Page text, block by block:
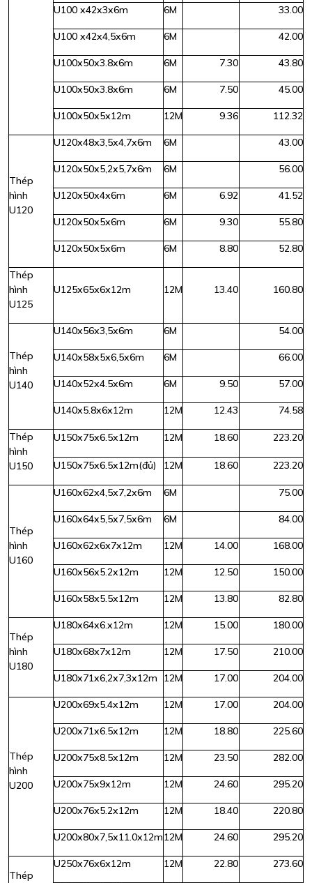
U100 x42x3x6m 6M 33.00
U100 x42x4,5x6m 6M 42.00
U100x50x3.8x6m 6M 7.30 43.80
U100x50x3.8x6m 6M 7.50 45.00
U100x50x5x12m 12M 9.36 112.32
Thép
hình
U120
U120x48x3,5x4,7x6m 6M 43.00
U120x50x5,2x5,7x6m 6M 56.00
U120x50x4x6m 6M 6.92 41.52
U120x50x5x6m 6M 9.30 55.80
U120x50x5x6m 6M 8.80 52.80
Thép
hình
U125
U125x65x6x12m 12M 13.40 160.80
Thép
hình
U140
U140x56x3,5x6m 6M 54.00
U140x58x5x6,5x6m 6M 66.00
U140x52x4.5x6m 6M 9.50 57.00
U140x5.8x6x12m 12M 12.43 74.58
Thép
hình
U150
U150x75x6.5x12m 12M 18.60 223.20
U150x75x6.5x12m(đủ) 12M 18.60 223.20
Thép
hình
U160
U160x62x4,5x7,2x6m 6M 75.00
U160x64x5,5x7,5x6m 6M 84.00
U160x62x6x7x12m 12M 14.00 168.00
U160x56x5.2x12m 12M 12.50 150.00
U160x58x5.5x12m 12M 13.80 82.80
Thép
hình
U180
U180x64x6.x12m 12M 15.00 180.00
U180x68x7x12m 12M 17.50 210.00
U180x71x6,2x7,3x12m 12M 17.00 204.00
Thép
hình
U200
U200x69x5.4x12m 12M 17.00 204.00
U200x71x6.5x12m 12M 18.80 225.60
U200x75x8.5x12m 12M 23.50 282.00
U200x75x9x12m 12M 24.60 295.20
U200x76x5.2x12m 12M 18.40 220.80
U200x80x7,5x11.0x12m12M 24.60 295.20
Thép
U250x76x6x12m 12M 22.80 273.60